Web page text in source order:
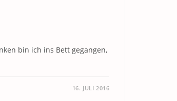
bin ich ins Bett gegangen,
16. JULI 2016